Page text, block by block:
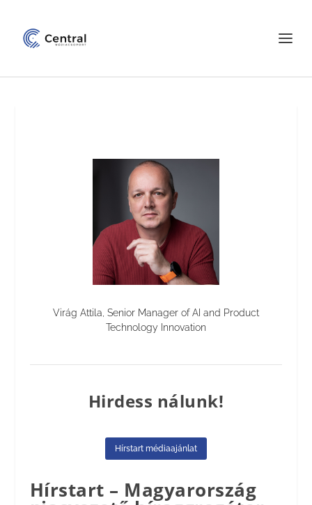
Virág Attila, Senior Manager of AI and Product
Technology Innovation
Hirdess nálunk!
Hírstart médiaajánlat
Hírstart – Magyarország